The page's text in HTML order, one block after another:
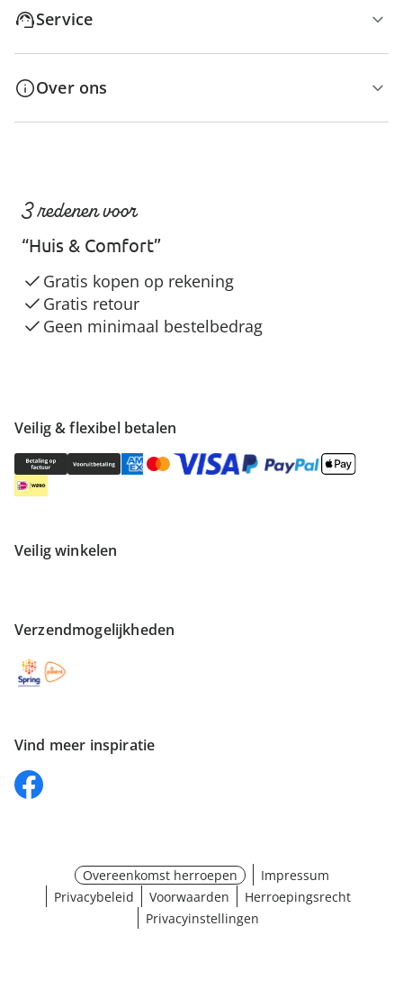
Service
Over ons
Veilig & flexibel betalen
Veilig winkelen
Verzendmogelijkheden
Vind meer inspiratie
3 redenen voor
“Huis & Comfort”
Gratis kopen op rekening
Gratis retour
Geen minimaal bestelbedrag
Overeenkomst herroepen
Impressum
Privacybeleid
Voorwaarden
Herroepingsrecht
Privacyinstellingen